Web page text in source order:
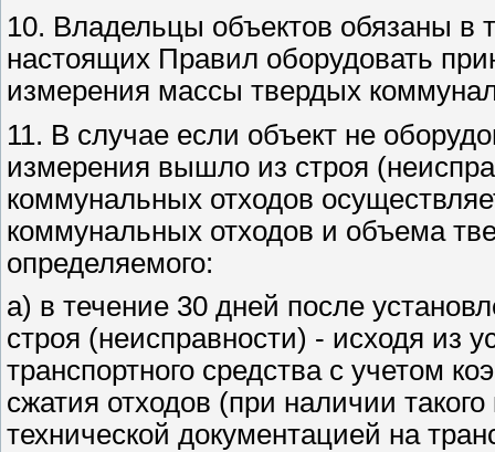
10. Владельцы объектов обязаны в
настоящих Правил оборудовать
измерения массы твердых
11. В случае если объект не
измерения вышло из строя
коммунальных отходов
коммунальных отходов и объема
определяемого:
а) в течение 30 дней после
строя (неисправности) - исходя из
транспортного средства с учетом
сжатия отходов (при наличии
технической документацией на